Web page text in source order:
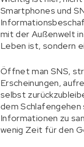
Smartphones und
mit der Außenwelt
Leben ist, sondern
Öffnet man SNS,
Erscheinungen,
selbst
dem Schlafengehen
Informationen zu
wenig Zeit für den